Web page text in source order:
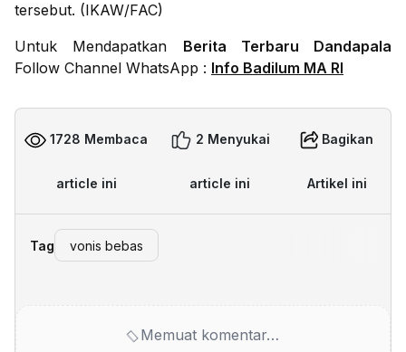
tersebut. (IKAW/FAC)
Untuk Mendapatkan Berita Terbaru Dandapala
Follow Channel WhatsApp : Info Badilum MA RI
1728 Membaca
article ini
2 Menyukai
article ini
Bagikan
Artikel ini
Tag vonis bebas
Memuat komentar…